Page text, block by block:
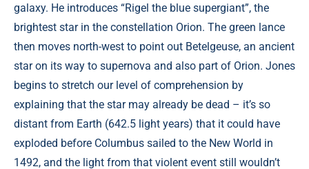
galaxy. He introduces “Rigel the blue supergiant”, the
brightest star in the constellation Orion. The green lance
then moves north-west to point out Betelgeuse, an ancient
star on its way to supernova and also part of Orion. Jones
begins to stretch our level of comprehension by
explaining that the star may already be dead – it’s so
distant from Earth (642.5 light years) that it could have
exploded before Columbus sailed to the New World in
1492, and the light from that violent event still wouldn’t